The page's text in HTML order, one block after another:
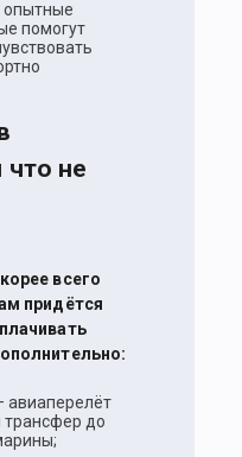
опытные
помогут
что не
всего
придётся
авиаперелёт
трансфер до